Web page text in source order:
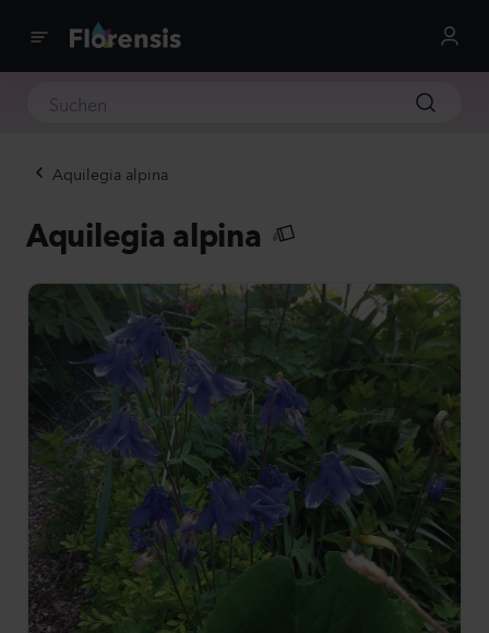
Aquilegia alpina
Aquilegia alpina